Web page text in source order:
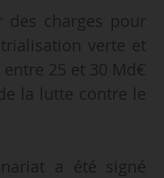
charges pour
verte et
25 et 30 Md€
la lutte contre le
a été signé